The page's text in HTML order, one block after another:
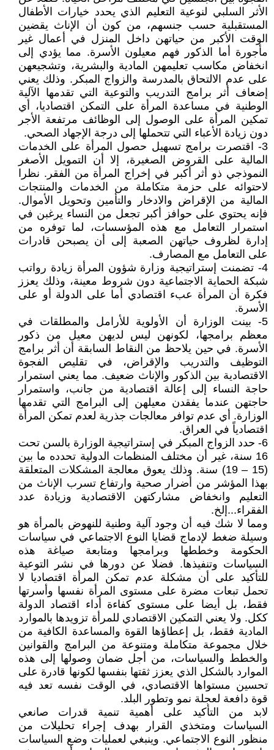
الأثر السلبي لنوعية التعليم الذي يحدد خيارات الأطفال
المستقبلية حسب جنسهم، من كون أن الإناث يقضين
الوقت الأكبر من حياتهن داخل المنزل في أعمال غير
مأجورة أما الذكور فهم معيلون الأسرة. مما يؤدي إلى
انخفاض مكاسب تعليمهن المادية والبشرية، وتشجيعهن
على عدم الالتحاق بالمدرسة والزواج المبكر. وذلك يعني
إضعاف أثر برامج التدريب والتوعية التي تقدمها الآلية
الوطنية في مساعدة المرأة على التمكن اقتصاديا، أي
تمكين المرأة على الوصول إلى الوظائف مرتفعة الأجر
دون زيادة الأعباء التي تتحملها إلى درجة الإجهاد الصحي.
3- اقتصرت برامج تسهيل حصول المرأة على الخدمات
المالية على القروض الصغيرة، إلا أن التمويل الأصغر
النموذجي ذو أثر أكبر في إخراج المرأة من الفقر. نظرا
لاحتوائه على حزمة متكاملة من الخدمات والمنتجات
المالية من الإقراض والادخار والتأمين وتحويل الأموال.
فإنه يحتوي على حوافز أكبر تجعل من النساء يرغبن في
استمرار التعامل مع هذه المؤسسات، لما توفره من
إدارة لظروف حياتهن الصعبة إلى أن يصبحن قادرات
على التعامل مع المصارف.
4- تضمنت إستراتيجية وزارة شؤون المرأة زيادة رواتب
شبكة الحماية الاجتماعية دون شروط معينة، وذلك يعزز
فكرة أن المرأة عبء اقتصادي أما على الدولة أو على
الأسرة.
5- بينت الوزارة أن الأولوية للأرامل والمطلقات في
معظم برامجها، لكونهن ليس لديهن معيل من ذكور
الأسرة. في حين يلاحظ من النقاط السابقة أن أثر برامج
التوظيف والتدريب والإقراض، في تقليص الفجوة
الاقتصادية بين الذكور والإناث ضعيف. مما يعني استمرار
حاجة النساء إلى إعالة اقتصادية من جانب، واستمرار
حاجتهن عندما يفقدن معيلهن إلى البرامج التي تقدمها
الوزارة. أي عدم توافر معالجات جذرية لعدم تمكن المرأة
اقتصادياً في العراق.
6- حدد الزواج المبكر في إستراتيجية الوزارة بالسن تحت
16 سنة، غير أن مختلف المنظمات الدولية تحدده ما بين
(15 – 19) سنة. وذلك يعوق معالجة المشكلات المتعلقة
بهذا المؤشر من أضرار صحية وارتفاع تسرب الإناث من
التعليم وانخفاض مشاركتهن الاقتصادية وزيادة عدد
الفقراء...إلخ.
ومما لا شك فيه أن وجود آلية وطنية للنهوض بالمرأة هو
وسيلة ضغط لإدماج قضايا النوع الاجتماعي في سياسات
الحكومة وخططها وبرامجها ومتابعة صياغة هذه
السياسات وتنفيذها. فضلا عن دورها في نشر التوعية
للتأكيد على أن مشكلة عدم تمكن المرأة اقتصاديا لا
تحمل تبعات مضرة على مستوى المرأة نفسها وأسرتها
فقط، بل أيضا على مستوى كفاءة أداء اقتصاد الدولة
ككل. ولا يعني التمكين الاقتصادي للمرأة تزويدها بالموارد
المادية فقط، بل إعطاؤها القوة والمساعدة الكافية من
خلال مجموعة متكاملة ومتنوعة من البرامج والقوانين
والخطط والسياسات، من أجل ضمان وصولها إلى هذه
الموارد بالشكل الذي يعزز ثقتها بنفسها لكونها قادرة على
تحسين مستواها الاقتصادي، في الوقت نفسه تعد فيه
قوة دافعة لعجلة نمو وتطور البلد.
لابد من التأكيد على أهمية تنمية قدرات صانعي
السياسات ومتخذي القرار بهدف إجراء تحليلات من
منظور النوع الاجتماعي. وينبغي لعمليات وضع السياسات